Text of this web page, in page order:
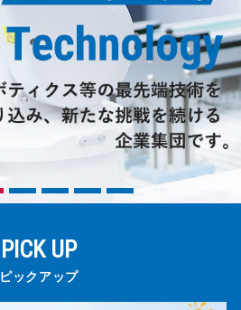
PICK UP
ピックアップ
株式会社テクノオプティス
三和電気計器株式会社